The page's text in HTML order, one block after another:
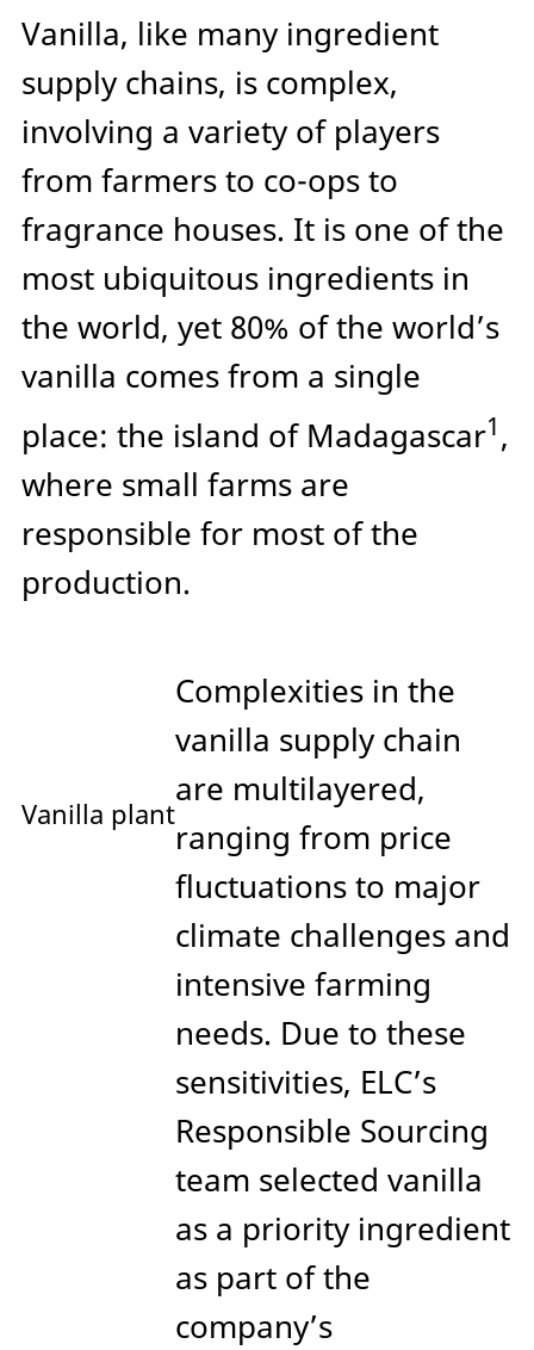
Vanilla, like many ingredient
supply chains, is complex,
involving a variety of players
from farmers to co-ops to
fragrance houses. It is one of the
most ubiquitous ingredients in
the world, yet 80% of the world’s
vanilla comes from a single
place: the island of Madagascar1,
where small farms are
responsible for most of the
production.
Vanilla plant
Complexities in the
vanilla supply chain
are multilayered,
ranging from price
fluctuations to major
climate challenges and
intensive farming
needs. Due to these
sensitivities, ELC’s
Responsible Sourcing
team selected vanilla
as a priority ingredient
as part of the
company’s